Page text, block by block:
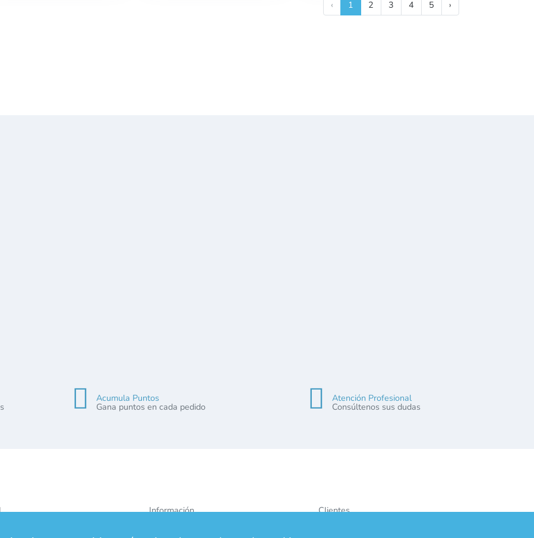
‹ 1 2 3 4 5 ›
Acumula Puntos
Gana puntos en cada pedido
Atención Profesional
Consúltenos sus dudas
Información
Clientes